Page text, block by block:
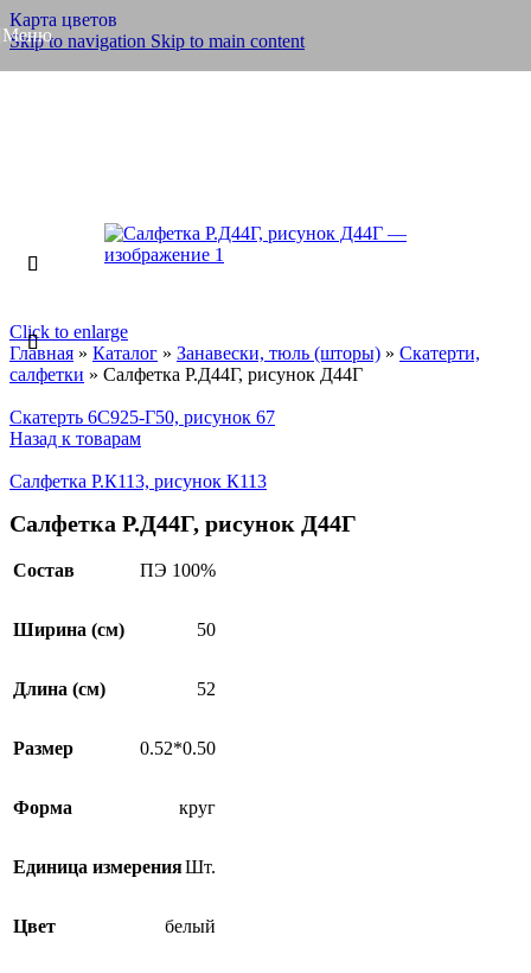
Карта цветов
Skip to navigation Skip to main content
Меню
Click to enlarge
Главная » Каталог » Занавески, тюль (шторы) » Скатерти,
салфетки » Салфетка Р.Д44Г, рисунок Д44Г
Скатерть 6С925-Г50, рисунок 67
Назад к товарам
Салфетка Р.К113, рисунок К113
Салфетка Р.Д44Г, рисунок Д44Г
Состав ПЭ 100%
Ширина (см) 50
Длина (см) 52
Размер 0.52*0.50
Форма круг
Единица измеренияШт.
Цвет белый